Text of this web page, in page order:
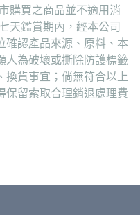
購買之商品並不適用消
天鑑賞期內，經本公司
確認產品來源、原料、本
人為破壞或撕除防護標籤
換貨事宜；倘無符合以上
保留索取合理銷退處理費